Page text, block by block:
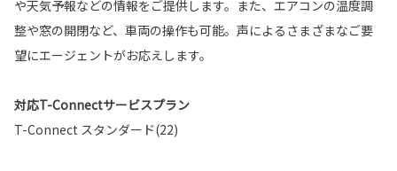
や天気予報などの情報をご提供します。また、エアコンの温度調
整や窓の開閉など、車両の操作も可能。声によるさまざまなご要
望にエージェントがお応えします。
対応T-Connectサービスプラン
T-Connect スタンダード(22)